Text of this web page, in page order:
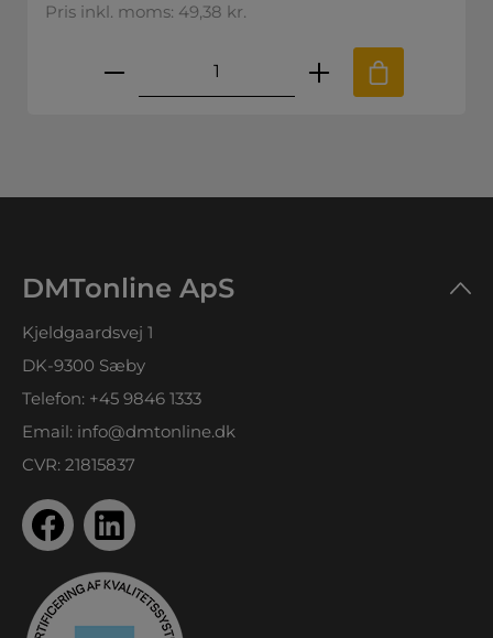
øge eller mindske mængden.
mængde eller brug knapperne
Pris inkl. moms: 49,38 kr.
Produktmængde: Indtast den
DMTonline ApS
Kjeldgaardsvej 1
DK-9300 Sæby
Telefon: +45 9846 1333
Email: info@dmtonline.dk
CVR: 21815837